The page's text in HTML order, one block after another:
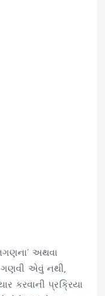
અથવા
એવું નથી,
કરવાની પ્રક્રિયા